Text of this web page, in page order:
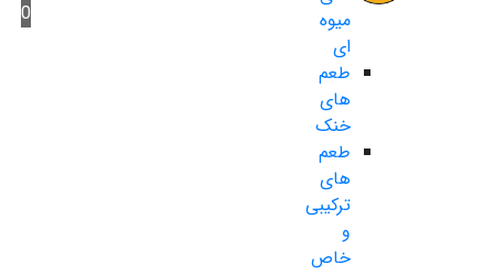
میوه
ای
طعم
های
خنک
طعم
های
ترکیبی
و
خاص
0